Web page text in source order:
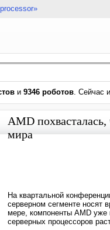
и 9346 роботов. Сейчас
AMD
мира
На квартальной
серверном сегменте носят
мере, компоненты AMD
серверных процессоров